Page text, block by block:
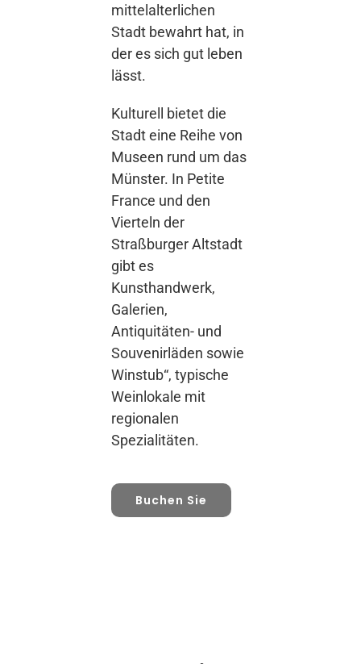
mittelalterlichen
Stadt bewahrt hat, in
der es sich gut leben
lässt.
Kulturell bietet die
Stadt eine Reihe von
Museen rund um das
Münster. In Petite
France und den
Vierteln der
Straßburger Altstadt
gibt es
Kunsthandwerk,
Galerien,
Antiquitäten- und
Souvenirläden sowie
Winstub“, typische
Weinlokale mit
regionalen
Spezialitäten.
Buchen Sie